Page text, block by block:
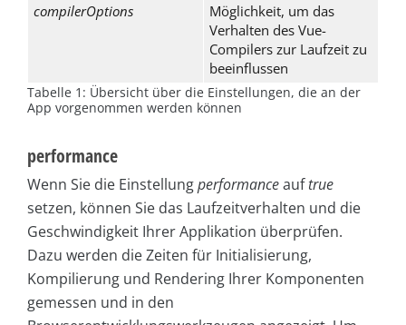
compilerOptions
Möglichkeit, um das
Verhalten des Vue-
Compilers zur Laufzeit zu
beeinflussen
Tabelle 1: Übersicht über die Einstellungen, die an der
App vorgenommen werden können
performance
Wenn Sie die Einstellungperformanceauftrue
setzen, können Sie das Laufzeitverhalten und die
Geschwindigkeit Ihrer Applikation überprüfen.
Dazu werden die Zeiten für Initialisierung,
Kompilierung und Rendering Ihrer Komponenten
gemessen und in den